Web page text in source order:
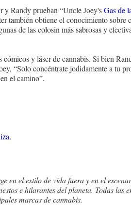
y Randy prueban “Uncle Joey'sGas de
también obtiene el conocimiento sobre
de las colosin más sabrosas y
y láser de cannabis. Si bien
“Solo concéntrate jodidamente a tu
el camino”.
en el estilo de vida fuera y en el
e hilarantes del planeta. Todas las
marcas de cannabis.